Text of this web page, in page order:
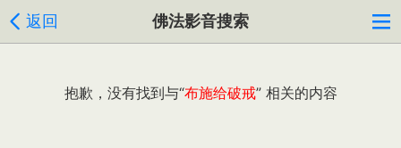
返回 佛法影音搜索
抱歉，没有找到与“布施给破戒” 相关的内容